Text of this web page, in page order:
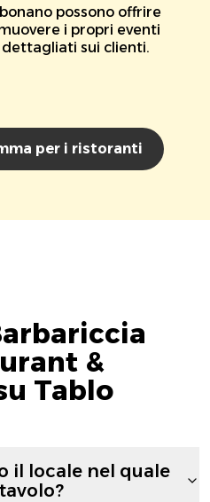
possono offrire
i propri eventi
sui clienti.
per i ristoranti
&
Tablo
il locale nel quale